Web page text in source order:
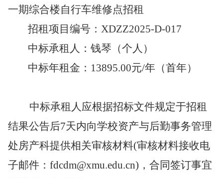
一期综合楼自行车维修点招租
招租项目编号：XDZZ2025-D-017
中标承租人：钱琴（个人）
中标年租金： 13895.00元/年 （首年）
中标承租人应根据招标文件规定于招租
结果公告后7天内向学校资产与后勤事务管理
处房产科提供相关审核材料(审核材料接收电
子邮件：fdcdm@xmu.edu.cn)，合同签订事宜